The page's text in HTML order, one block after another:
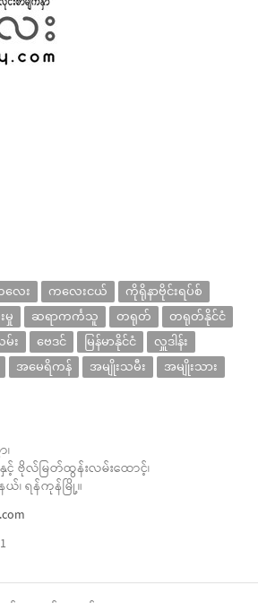
ေး ကလေးငယ်
ကိုရိုနာဗိုင်းရပ်စ်
မှု ဆရာကင်္ကသူ တရုတ်
တရုတ်နိုင်ငံ
း ဗေဒင် မြန်မာနိုင်ငံ
လှူဒါန်း
အမေရိကန် အမျိုးသမီး အမျိုးသား
ဗိုလ်မြတ်ထွန်းလမ်းထောင့်၊
၊ ရန်ကုန်မြို့။